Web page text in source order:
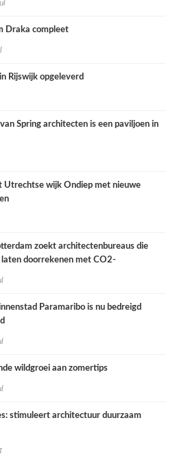
Draka compleet
Rijswijk opgeleverd
Spring architecten is een paviljoen in
Utrechtse wijk Ondiep met nieuwe
zoekt architectenbureaus die
doorrekenen met CO2-
Paramaribo is nu bedreigd
wildgroei aan zomertips
stimuleert architectuur duurzaam